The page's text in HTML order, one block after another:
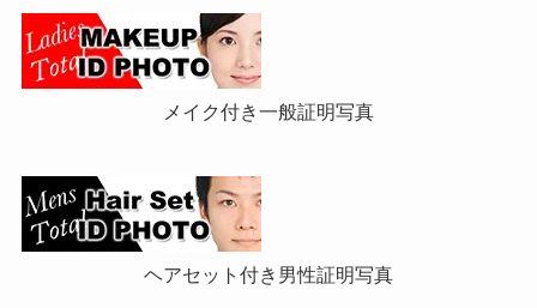
メイク付き一般証明写真
ヘアセット付き男性証明写真